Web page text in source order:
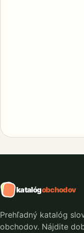
katalógobchodov
Prehľadný katalóg
obchodov. Nájdite